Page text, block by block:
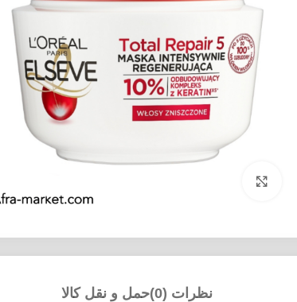
نظرات (0) حمل و نقل کالا